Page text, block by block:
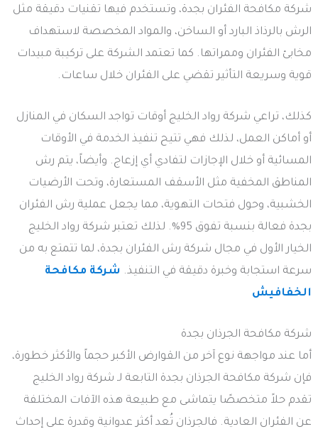
شركة مكافحة الفئران بجدة، وتستخدم فيها تقنيات دقيقة مثل
الرش بالرذاذ البارد أو الساخن، والمواد المخصصة لاستهداف
مخابئ الفئران وممراتها. كما تعتمد الشركة على تركيبة مبيدات
قوية وسريعة التأثير تقضي على الفئران خلال ساعات.
كذلك، تراعي شركة رواد الخليج أوقات تواجد السكان في المنازل
أو أماكن العمل، لذلك فهي تتيح تنفيذ الخدمة في الأوقات
المسائية أو خلال الإجازات لتفادي أي إزعاج. وأيضاً، يتم رش
المناطق المخفية مثل الأسقف المستعارة، وتحت الأرضيات
الخشبية، وحول فتحات التهوية، مما يجعل عملية رش الفئران
بجدة فعالة بنسبة تفوق 95%. لذلك تعتبر شركة رواد الخليج
الخيار الأول في مجال شركة رش الفئران بجدة، لما تتمتع به من
سرعة استجابة وخبرة دقيقة في التنفيذ. شركة مكافحة
الخفافيش
شركة مكافحة الجرذان بجدة
أما عند مواجهة نوع آخر من القوارض الأكبر حجماً والأكثر خطورة،
فإن شركة مكافحة الجرذان بجدة التابعة لـ شركة رواد الخليج
تقدم حلاً متخصصًا يتماشى مع طبيعة هذه الآفات المختلفة
عن الفئران العادية. فالجرذان تُعد أكثر عدوانية وقدرة على إحداث